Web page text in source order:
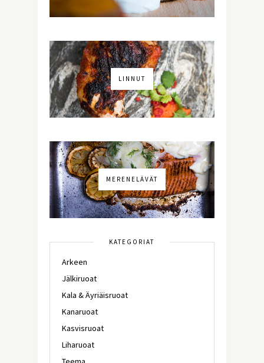
LINNUT
MERENELÄVÄT
KATEGORIAT
Arkeen
Jälkiruoat
Kala & Äyriäisruoat
Kanaruoat
Kasvisruoat
Liharuoat